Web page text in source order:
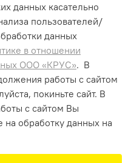
данных касательно
пользователей/
данных
в отношении
ООО «КРУС». В
работы с сайтом
покиньте сайт. В
с сайтом Вы
на обработку данных на